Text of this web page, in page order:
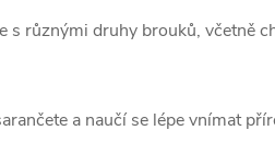
s různými druhy brouků, včetně
a naučí se lépe vnímat